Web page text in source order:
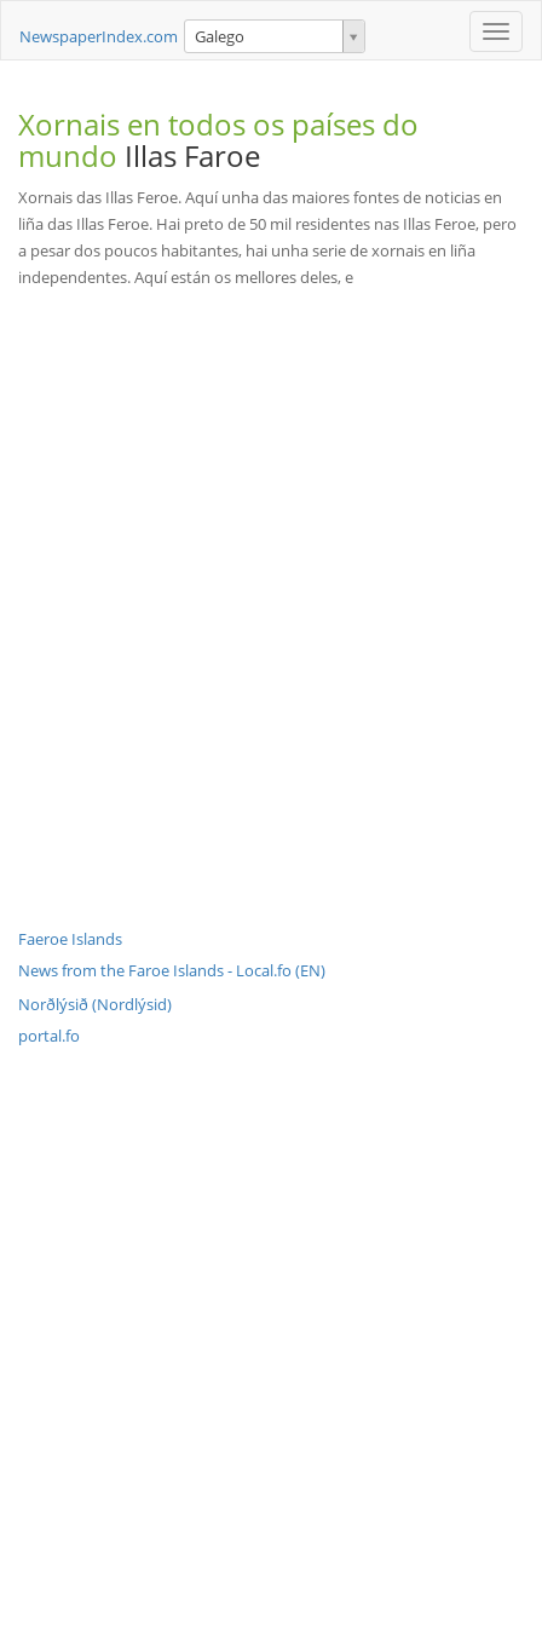
Toggle
NewspaperIndex.com Galego
Xornais en todos os países do
mundo Illas Faroe
Xornais das Illas Feroe. Aquí unha das maiores fontes de noticias en
liña das Illas Feroe. Hai preto de 50 mil residentes nas Illas Feroe, pero
a pesar dos poucos habitantes, hai unha serie de xornais en liña
independentes. Aquí están os mellores deles, e
Faeroe Islands
News from the Faroe Islands - Local.fo (EN)
Norðlýsið (Nordlýsid)
portal.fo